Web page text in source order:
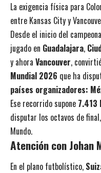
La exigencia física para
entre Kansas City y
Desde el inicio del
jugado en Guadalajara,
y ahora Vancouver,
Mundial 2026 que ha
países organizadores:
Ese recorrido supone 7.413
disputar los octavos de
Mundo.
Atención con Johan
En el plano futbolístico,